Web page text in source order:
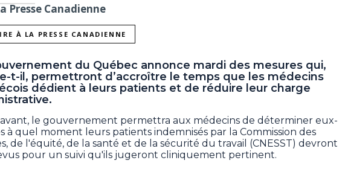
Presse Canadienne
À LA PRESSE CANADIENNE
du Québec annonce mardi des mesures qui,
t-il, permettront d’accroître le temps que les médecins
dédient à leurs patients et de réduire leur charge
le gouvernement permettra aux médecins de déterminer eux-
à quel moment leurs patients indemnisés par la Commission des
de l'équité, de la santé et de la sécurité du travail (CNESST) devront
pour un suivi qu'ils jugeront cliniquement pertinent.